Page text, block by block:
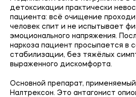
детоксикации практически
пациента: всё очищение
человек спит и не испытывает
эмоционального напряжения.
наркоза пациент просыпается в
стабилизации, без тяжёлых
выраженного дискомфорта.
Основной препарат,
Налтрексон. Это антагонист